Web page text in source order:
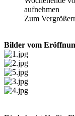
aufnehmen
Zum
Bilder vom